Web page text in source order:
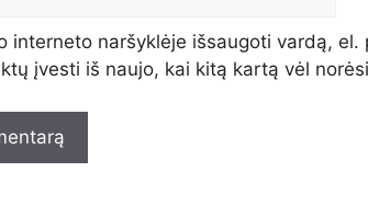
interneto naršyklėje išsaugoti vardą,
įvesti iš naujo, kai kitą kartą vėl